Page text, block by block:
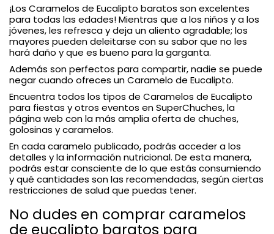
¡Los Caramelos de Eucalipto baratos son excelentes
para todas las edades! Mientras que a los niños y a los
jóvenes, les refresca y deja un aliento agradable; los
mayores pueden deleitarse con su sabor que no les
hará daño y que es bueno para la garganta.
Además son perfectos para compartir, nadie se puede
negar cuando ofreces un Caramelo de Eucalipto.
Encuentra todos los tipos de Caramelos de Eucalipto
para fiestas y otros eventos en SuperChuches, la
página web con la más amplia oferta de chuches,
golosinas y caramelos.
En cada caramelo publicado, podrás acceder a los
detalles y la información nutricional. De esta manera,
podrás estar consciente de lo que estás consumiendo
y qué cantidades son las recomendadas, según ciertas
restricciones de salud que puedas tener.
No dudes en comprar caramelos
de eucalipto baratos para